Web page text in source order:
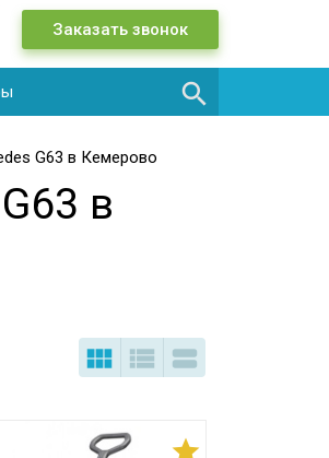
Заказать звонок

G63 в Кемерово
в
  
